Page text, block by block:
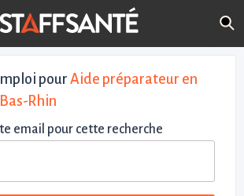
pour Aide préparateur en
Rhin
email pour cette recherche